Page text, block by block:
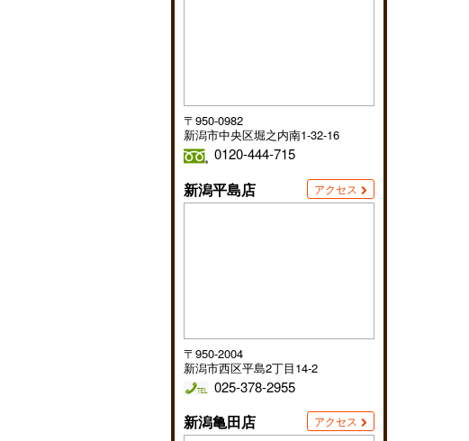
〒950-0982
新潟市中央区堀之内南1-32-16
0120-444-715
新潟平島店 アクセス
〒950-2004
新潟市西区平島2丁目14-2
025-378-2955
新潟亀田店 アクセス